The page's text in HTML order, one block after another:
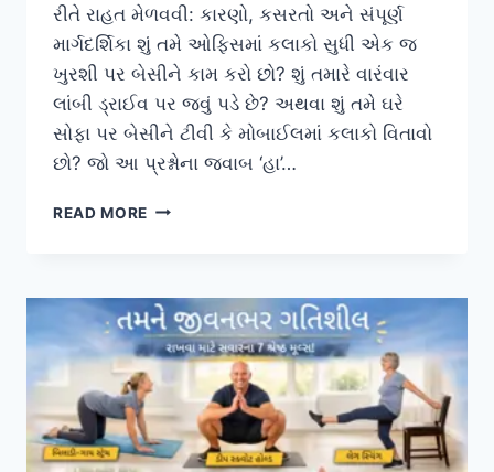
રીતે રાહત મેળવવી: કારણો, કસરતો અને સંપૂર્ણ
માર્ગદર્શિકા શું તમે ઓફિસમાં કલાકો સુધી એક જ
ખુરશી પર બેસીને કામ કરો છો? શું તમારે વારંવાર
લાંબી ડ્રાઈવ પર જવું પડે છે? અથવા શું તમે ઘરે
સોફા પર બેસીને ટીવી કે મોબાઈલમાં કલાકો વિતાવો
છો? જો આ પ્રશ્નોના જવાબ ‘હા’…
READ MORE નિતંબના
કેવી
રીતે
રાહત
મેળવવી?